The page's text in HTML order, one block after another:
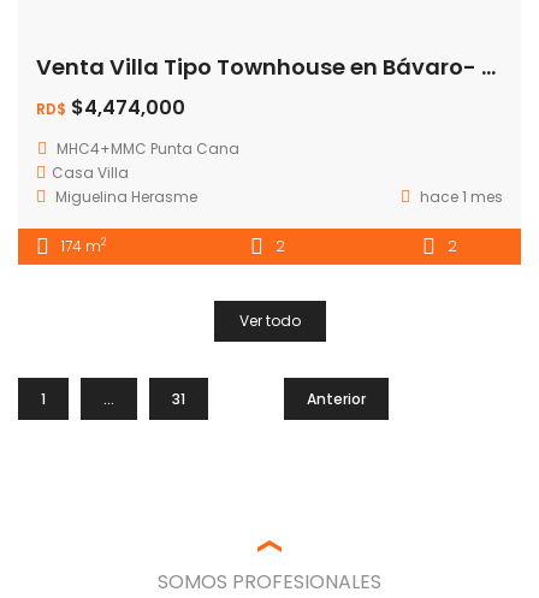
Venta Villa Tipo Townhouse en Bávaro- Residencial El Ejecutivo
RD$ $4,474,000
MHC4+MMC Punta Cana
Casa Villa
Miguelina Herasme
hace 1 mes
174 m2 2 2
Ver todo
Anterior
1 … 31
SOMOS PROFESIONALES